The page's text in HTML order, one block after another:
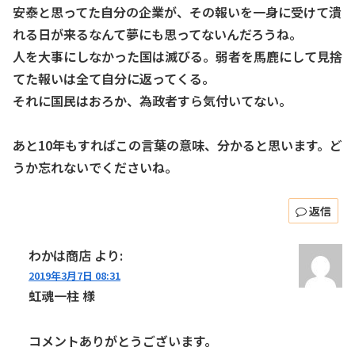
安泰と思ってた自分の企業が、その報いを一身に受けて潰
れる日が来るなんて夢にも思ってないんだろうね。
人を大事にしなかった国は滅びる。弱者を馬鹿にして見捨
てた報いは全て自分に返ってくる。
それに国民はおろか、為政者すら気付いてない。
あと10年もすればこの言葉の意味、分かると思います。ど
うか忘れないでくださいね。
返信
わかは商店 より:
2019年3月7日 08:31
虹魂一柱 様
コメントありがとうございます。